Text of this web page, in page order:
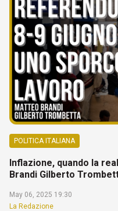
POLITICA ITALIANA
Inflazione, quando la
Brandi Gilberto
May 06, 2025 19:30
La Redazione